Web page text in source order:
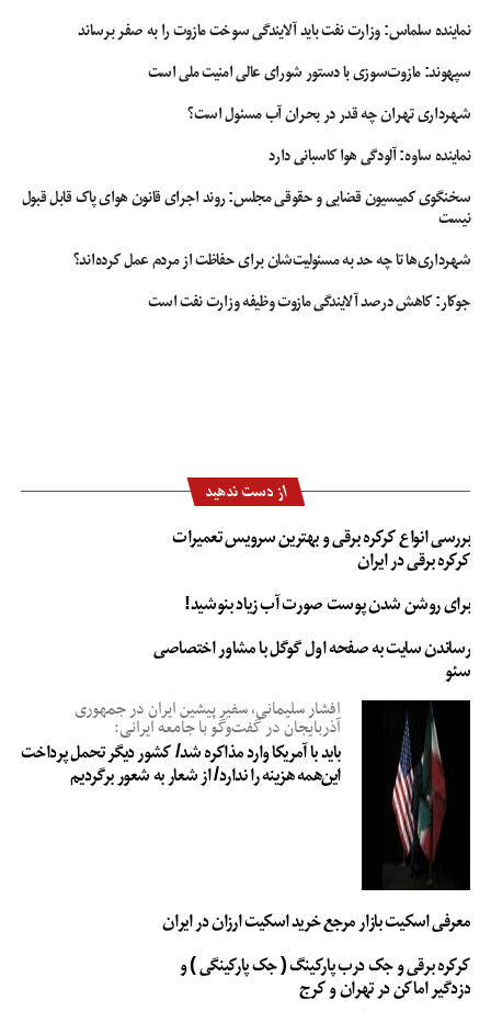
نماینده سلماس: وزارت نفت باید آلایندگی سوخت مازوت را به صفر برساند
سپهوند:‌ مازوت‌سوزی با دستور شورای عالی امنیت ملی است
شهرداری تهران چه قدر در بحران آب مسئول است؟
نماینده ساوه: آلودگی هوا کاسبانی دارد
سخنگوی کمیسیون قضایی و حقوقی مجلس: روند اجرای قانون هوای پاک قابل قبول
نیست
شهرداری‌ها تا چه حد به مسئولیت‌شان برای حفاظت از مردم عمل کرده‌اند؟
جوکار: کاهش درصد آلایندگی مازوت وظیفه وزارت نفت است
از دست ندهید
بررسی انواع کرکره برقی و بهترین سرویس تعمیرات
کرکره برقی در ایران
برای روشن شدن پوست صورت آب زیاد بنوشید!
رساندن سایت به صفحه اول گوگل با مشاور اختصاصی
سئو
افشار سلیمانی، سفیر پیشین ایران در جمهوری
آذربایجان در گفت‌وگو با جامعه ایرانی:
باید با آمریکا وارد مذاکره شد/ کشور دیگر تحمل پرداخت
این‌همه هزینه را ندارد/ از شعار به شعور برگردیم
معرفی اسکیت بازار مرجع خرید اسکیت ارزان در ایران
کرکره برقی و جک درب پارکینگ ( جک پارکینگی ) و
دزدگیر اماکن در تهران و کرج